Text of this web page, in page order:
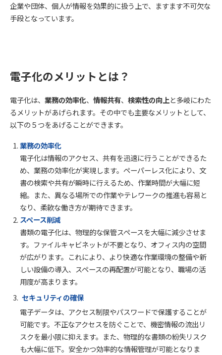
企業や団体、個人が情報を効果的に扱う上で、ますます不可欠な
手段となっています。
電子化のメリットとは？
電子化は、 業務の効率化、 情報共有、 検索性の向上と多岐にわた
るメリットがあげられます。その中でも主要なメリットとして、
以下の５つをあげることができます。
業務の効率化
電子化は情報のアクセス、共有を迅速に行うことができるた
め、業務の効率化が実現します。ペーパーレス化により、文
書の検索や共有が瞬時に行えるため、作業時間が大幅に短
縮。また、異なる場所での作業やテレワークの推進も容易と
なり、柔軟な働き方が期待できます。
スペース削減
書類の電子化は、物理的な保管スペースを大幅に減少させま
す。ファイルキャビネットが不要となり、オフィス内の空間
が広がります。これにより、より快適な作業環境の整備や新
しい設備の導入、スペースの再配置が可能となり、職場の活
用度が高まります。
セキュリティの確保
電子データは、アクセス制限やパスワードで保護することが
可能です。不正なアクセスを防ぐことで、機密情報の流出リ
スクを最小限に抑えます。また、物理的な書類の紛失リスク
も大幅に低下。安全かつ効率的な情報管理が可能となりま